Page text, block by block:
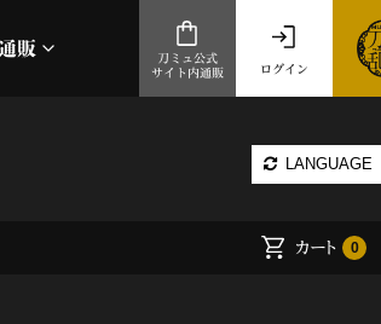
極
販
ログイン
刀ミュ公式
サイト内通販
LANGUAGE
カート 0